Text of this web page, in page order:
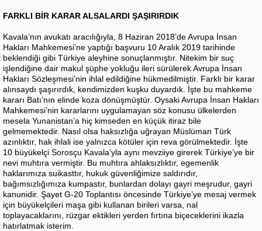
FARKLI BİR KARAR ALSALARDI ŞAŞIRIRDIK
Kavala’nın avukatı aracılığıyla, 8 Haziran 2018’de Avrupa İnsan
Hakları Mahkemesi’ne yaptığı başvuru 10 Aralık 2019 tarihinde
beklendiği gibi Türkiye aleyhine sonuçlanmıştır. Nitekim bir suç
işlendiğine dair makul şüphe yokluğu ileri sürülerek Avrupa İnsan
Hakları Sözleşmesi’nin ihlal edildiğine hükmedilmiştir. Farklı bir karar
alınsaydı şaşırırdık, kendimizden kuşku duyardık. İşte bu mahkeme
kararı Batı’nın elinde koza dönüşmüştür. Oysaki Avrupa İnsan Hakları
Mahkemesi’nin kararlarını uygulamayan söz konusu ülkelerden
mesela Yunanistan’a hiç kimseden en küçük itiraz bile
gelmemektedir. Nasıl olsa haksızlığa uğrayan Müslüman Türk
azınlıktır, hak ihlali ise yalnızca kötüler için reva görülmektedir. İşte
10 büyükelçi Sorosçu Kavala’yla aynı mevziiye girerek Türkiye’ye bir
nevi muhtıra vermiştir. Bu muhtıra ahlaksızlıktır, egemenlik
haklarımıza suikasttır, hukuk güvenliğimize saldırıdır,
bağımsızlığımıza kumpastır, bunlardan dolayı gayri meşrudur, gayri
kanunidir. Şayet G-20 Toplantısı öncesinde Türkiye’ye mesaj vermek
için büyükelçileri maşa gibi kullanan birileri varsa, nal
toplayacaklarını, rüzgar ektikleri yerden fırtına biçeceklerini ikazla
hatırlatmak isterim.